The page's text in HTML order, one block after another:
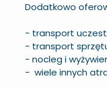
Dodatkowo
- transport
- transport
- nocleg i
- wiele innych